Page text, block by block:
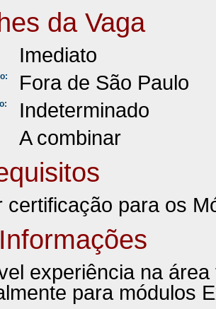
da Vaga
Imediato
Fora de São Paulo
Indeterminado
A combinar
certificação para os
experiência na
para módulos